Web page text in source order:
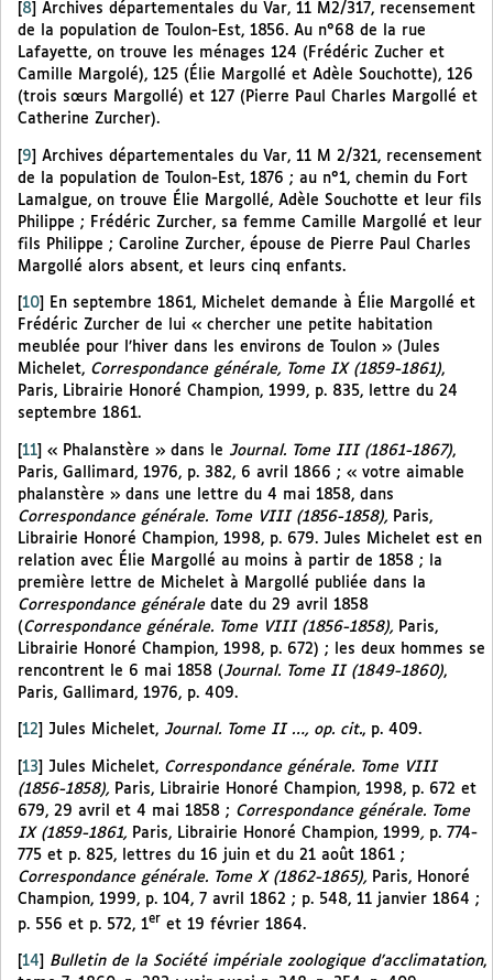
8
Archives départementales du Var, 11 M2/317, recensement
de la population de Toulon-Est, 1856. Au n°68 de la rue
Lafayette, on trouve les ménages 124 (Frédéric Zucher et
Camille Margolé), 125 (Élie Margollé et Adèle Souchotte), 126
(trois sœurs Margollé) et 127 (Pierre Paul Charles Margollé et
Catherine Zurcher).
[9] Archives départementales du Var, 11 M 2/321, recensement
de la population de Toulon-Est, 1876 ; au n°1, chemin du Fort
Lamalgue, on trouve Élie Margollé, Adèle Souchotte et leur fils
Philippe ; Frédéric Zurcher, sa femme Camille Margollé et leur
fils Philippe ; Caroline Zurcher, épouse de Pierre Paul Charles
Margollé alors absent, et leurs cinq enfants.
10
En septembre 1861, Michelet demande à Élie Margollé et
Frédéric Zurcher de lui « chercher une petite habitation
meublée pour l’hiver dans les environs de Toulon » (Jules
Michelet, Correspondance générale, Tome IX (1859-1861),
Paris, Librairie Honoré Champion, 1999, p. 835, lettre du 24
septembre 1861.
[11] « Phalanstère » dans le Journal. Tome III (1861-1867),
Paris, Gallimard, 1976, p. 382, 6 avril 1866 ; « votre aimable
phalanstère » dans une lettre du 4 mai 1858, dans
Correspondance générale. Tome VIII (1856-1858), Paris,
Librairie Honoré Champion, 1998, p. 679. Jules Michelet est en
relation avec Élie Margollé au moins à partir de 1858 ; la
première lettre de Michelet à Margollé publiée dans la
Correspondance générale date du 29 avril 1858
(Correspondance générale. Tome VIII (1856-1858), Paris,
Librairie Honoré Champion, 1998, p. 672) ; les deux hommes se
rencontrent le 6 mai 1858 (Journal. Tome II (1849-1860),
Paris, Gallimard, 1976, p. 409.
12 Jules Michelet, Journal. Tome II …, op. cit., p. 409.
13 Jules Michelet, Correspondance générale. Tome VIII
(1856-1858), Paris, Librairie Honoré Champion, 1998, p. 672 et
679, 29 avril et 4 mai 1858 ; Correspondance générale. Tome
IX (1859-1861, Paris, Librairie Honoré Champion, 1999, p. 774-
775 et p. 825, lettres du 16 juin et du 21 août 1861 ;
Correspondance générale. Tome X (1862-1865), Paris, Honoré
Champion, 1999, p. 104, 7 avril 1862 ; p. 548, 11 janvier 1864 ;
p. 556 et p. 572, 1er et 19 février 1864.
14 Bulletin de la Société impériale zoologique d’acclimatation,